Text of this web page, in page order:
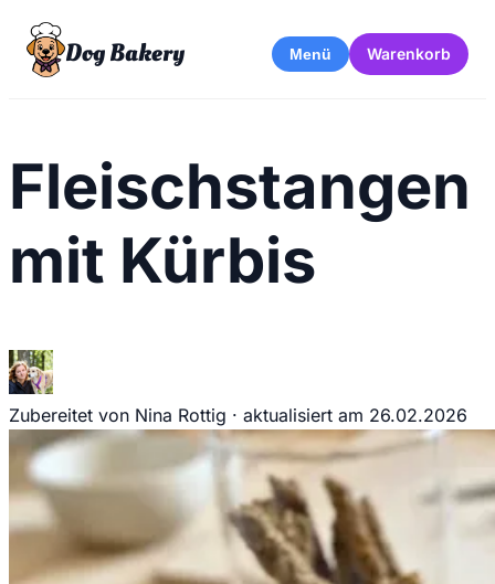
Dog Bakery Menü Warenkorb
Fleischstangen
mit Kürbis
Zubereitet von Nina Rottig · aktualisiert am 26.02.2026